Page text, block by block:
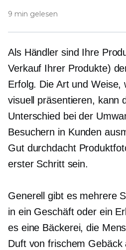
9 min gelesen
Als Händler sind Ihre
Verkauf Ihrer Produkte)
Erfolg. Die Art und Weise,
visuell präsentieren, kann
Unterschied bei der
Besuchern in Kunden
Gut durchdacht
erster Schritt sein.
Generell gibt es mehrere
in ein Geschäft oder ein
es eine Bäckerei, die
Duft von frischem Gebäck